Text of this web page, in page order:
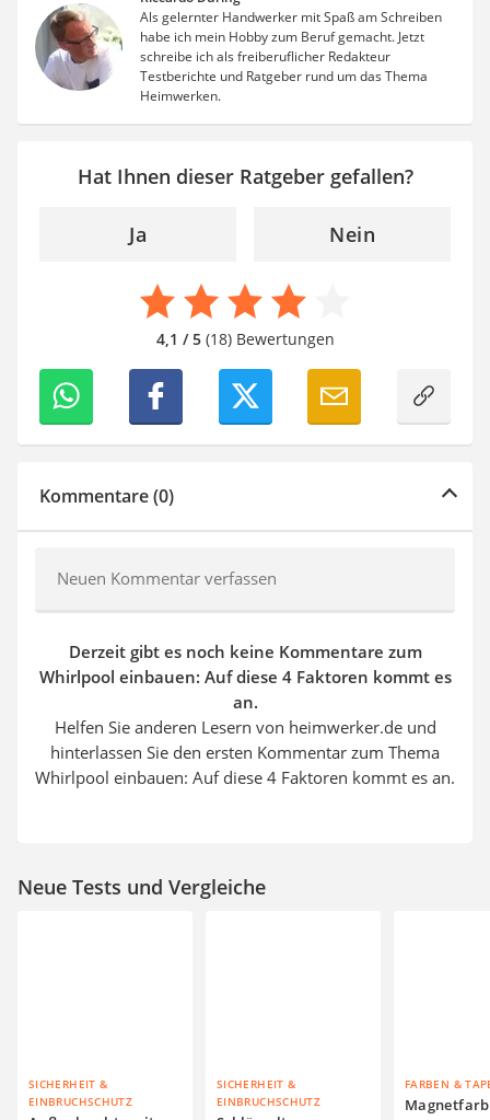
Als gelernter Handwerker mit Spaß am Schreiben
habe ich mein Hobby zum Beruf gemacht. Jetzt
schreibe ich als freiberuflicher Redakteur
Testberichte und Ratgeber rund um das Thema
Heimwerken.
Hat Ihnen dieser Ratgeber gefallen?
Ja Nein
4,1 / 5(18) Bewertungen
Kommentare (0)
Neuen Kommentar verfassen
Derzeit gibt es noch keine Kommentare zum
Whirlpool einbauen: Auf diese 4 Faktoren kommt es
an.
Helfen Sie anderen Lesern von heimwerker.de und
hinterlassen Sie den ersten Kommentar zum Thema
Whirlpool einbauen: Auf diese 4 Faktoren kommt es an.
Neue Tests und Vergleiche
SICHERHEIT &
EINBRUCHSCHUTZ
SICHERHEIT &
EINBRUCHSCHUTZ
FARBEN &